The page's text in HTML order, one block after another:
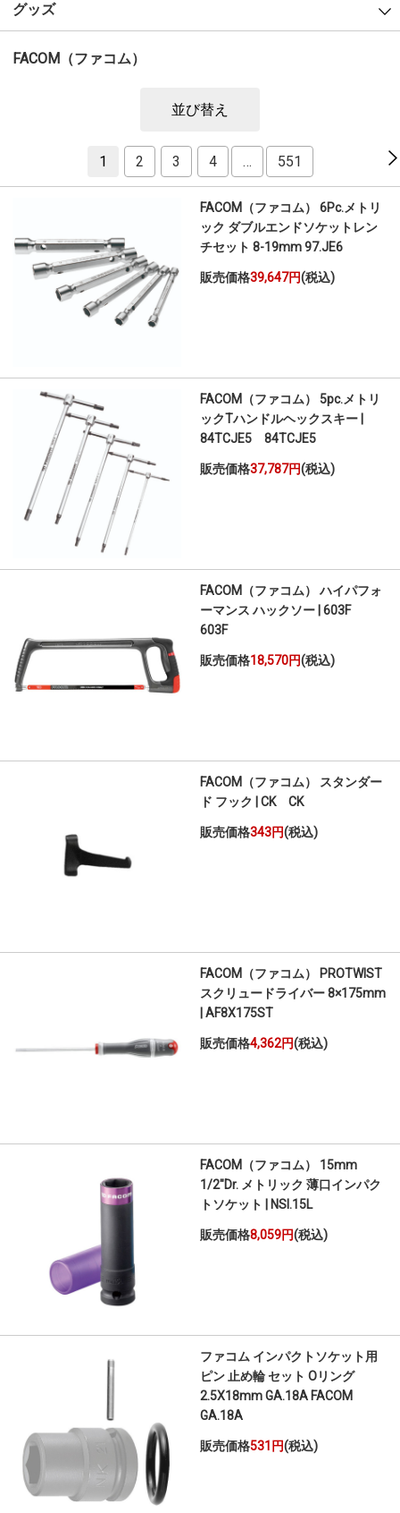
グッズ
FACOM（ファコム）
並び替え
1 2 3 4 … 551
FACOM（ファコム） 6Pc.メトリ
ック ダブルエンドソケットレン
チセット 8-19mm 97.JE6
販売価格39,647円(税込)
FACOM（ファコム） 5pc.メトリ
ックTハンドルヘックスキー |
84TCJE5 84TCJE5
販売価格37,787円(税込)
FACOM（ファコム） ハイパフォ
ーマンス ハックソー | 603F
603F
販売価格18,570円(税込)
FACOM（ファコム） スタンダー
ド フック | CK CK
販売価格343円(税込)
FACOM（ファコム） PROTWIST
スクリュードライバー 8×175mm
| AF8X175ST
販売価格4,362円(税込)
FACOM（ファコム） 15mm
1/2"Dr. メトリック 薄口インパク
トソケット | NSI.15L
販売価格8,059円(税込)
ファコム インパクトソケット用
ピン 止め輪 セット Oリング
2.5X18mm GA.18A FACOM
GA.18A
販売価格531円(税込)